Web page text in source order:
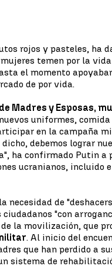
rojos y pasteles, ha
temen por la
el momento
de por vida.
Madres y Esposas,
uniformes,
en la campaña
debemos lograr
ha confirmado Putin a
ucranianos, incluido
necesidad de
"con
la movilización, que
. Al inicio del
que han perdido a
sistema de